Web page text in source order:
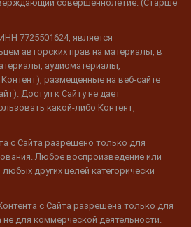
совершеннолетие. (Старше
7725501624, является
авторских прав на материалы, в
аудиоматериалы,
размещенные на веб-сайте
Доступ к Сайту не дает
какой-либо Контент,
с Сайта разрешено только для
Любое воспроизведение или
других целей категорически
с Сайта разрешена только для
для коммерческой деятельности.